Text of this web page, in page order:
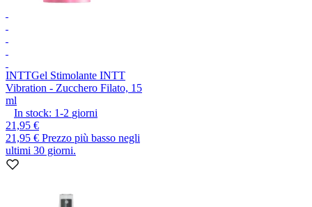
INTTGel Stimolante INTT
Vibration - Zucchero Filato, 15
ml
In stock: 1-2 giorni
21,95 €
21,95 € Prezzo più basso negli
ultimi 30 giorni.